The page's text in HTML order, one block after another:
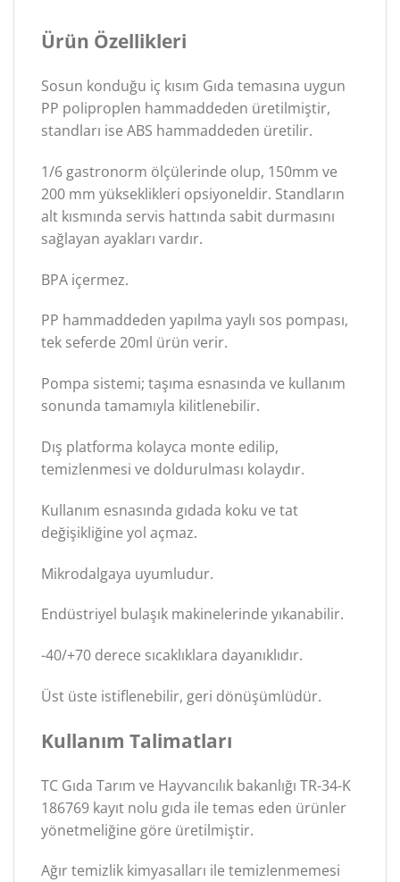
Ürün Özellikleri
Sosun konduğu iç kısım Gıda temasına uygun
PP poliproplen hammaddeden üretilmiştir,
standları ise ABS hammaddeden üretilir.
1/6 gastronorm ölçülerinde olup, 150mm ve
200 mm yükseklikleri opsiyoneldir. Standların
alt kısmında servis hattında sabit durmasını
sağlayan ayakları vardır.
BPA içermez.
PP hammaddeden yapılma yaylı sos pompası,
tek seferde 20ml ürün verir.
Pompa sistemi; taşıma esnasında ve kullanım
sonunda tamamıyla kilitlenebilir.
Dış platforma kolayca monte edilip,
temizlenmesi ve doldurulması kolaydır.
Kullanım esnasında gıdada koku ve tat
değişikliğine yol açmaz.
Mikrodalgaya uyumludur.
Endüstriyel bulaşık makinelerinde yıkanabilir.
-40/+70 derece sıcaklıklara dayanıklıdır.
Üst üste istiflenebilir, geri dönüşümlüdür.
Kullanım Talimatları
TC Gıda Tarım ve Hayvancılık bakanlığı TR-34-K
186769 kayıt nolu gıda ile temas eden ürünler
yönetmeliğine göre üretilmiştir.
Ağır temizlik kimyasalları ile temizlenmemesi